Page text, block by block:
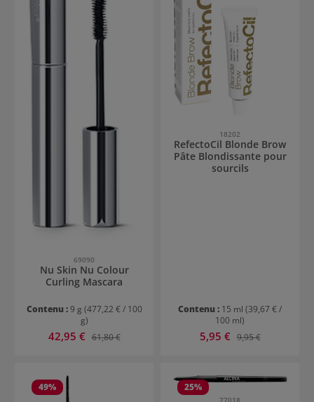
69090
Nu Skin Nu Colour
Curling Mascara
Contenu :9 g (477,22 € / 100
g)
Prix de vente :
42,95 € Prix régulier :
61,80 €
18202
RefectoCil Blonde Brow
Pâte Blondissante pour
sourcils
Contenu : 15 ml (39,67 € /
100 ml)
Prix de vente :
5,95 € Prix régulier :
9,95 €
49% 25%